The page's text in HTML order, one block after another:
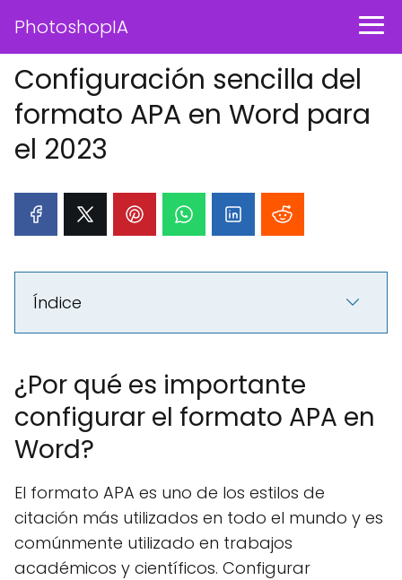
PhotoshopIA
Configuración sencilla del
formato APA en Word para
el 2023
Índice
¿Por qué es importante
configurar el formato APA en
Word?
El formato APA es uno de los estilos de
citación más utilizados en todo el mundo y es
comúnmente utilizado en trabajos
académicos y científicos. Configurar